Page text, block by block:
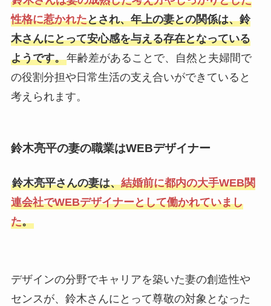
性格に惹かれたとされ、年上の妻との関係は、鈴
木さんにとって安心感を与える存在となっている
ようです。年齢差があることで、自然と夫婦間で
の役割分担や日常生活の支え合いができていると
考えられます。
鈴木亮平の妻の職業はWEBデザイナー
鈴木亮平さんの妻は、結婚前に都内の大手WEB関
連会社でWEBデザイナーとして働かれていまし
た。
デザインの分野でキャリアを築いた妻の創造性や
センスが、鈴木さんにとって尊敬の対象となった